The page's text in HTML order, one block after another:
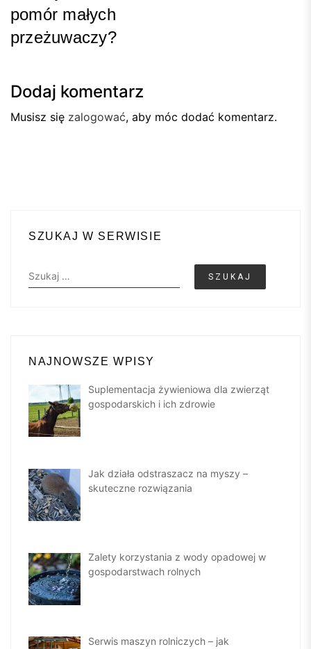
pomór małych
przeżuwaczy?
Dodaj komentarz
Musisz się zalogować, aby móc dodać komentarz.
SZUKAJ W SERWISIE
Szukaj:
NAJNOWSZE WPISY
Suplementacja żywieniowa dla zwierząt
gospodarskich i ich zdrowie
Jak działa odstraszacz na myszy –
skuteczne rozwiązania
Zalety korzystania z wody opadowej w
gospodarstwach rolnych
Serwis maszyn rolniczych – jak